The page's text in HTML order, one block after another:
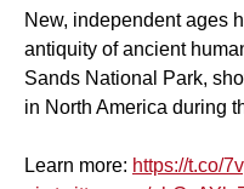
New, independent ages
antiquity of ancient
Sands National Park,
in North America during
Learn more: https://t.co/